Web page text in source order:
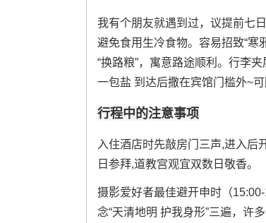
我有个朋友就遇到过，议提前七
避免食用生冷食物。容易招致“寒
“换路粮”，寓意路途顺利。行李
一包盐 到达后撒在宾馆门槛外~可
行程中的注意事项
入住酒店时先敲房门三声,进入后
日参拜,道教宫观宜双数日敬香。
摄影爱好者最佳避开申时（
念“天清地明 护我身形”三遍，许